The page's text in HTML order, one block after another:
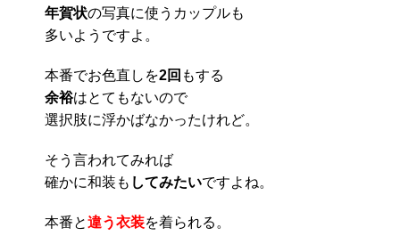
年賀状の写真に使うカップルも
多いようですよ。
本番でお色直しを2回 もする
余裕はとてもないので
選択肢に浮かばなかったけれど。
そう言われてみれば
確かに和装も してみたいですよね。
本番と違う衣装を着られる。